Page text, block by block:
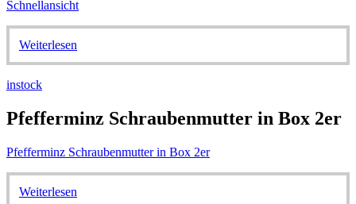
Schnellansicht
Weiterlesen
instock
Pfefferminz Schraubenmutter in Box 2er
Pfefferminz Schraubenmutter in Box 2er
Weiterlesen